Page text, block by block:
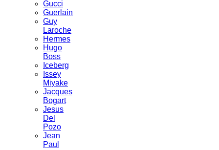
Gucci
Guerlain
Guy
Laroche
Hermes
Hugo
Boss
Iceberg
Issey
Miyake
Jacques
Bogart
Jesus
Del
Pozo
Jean
Paul